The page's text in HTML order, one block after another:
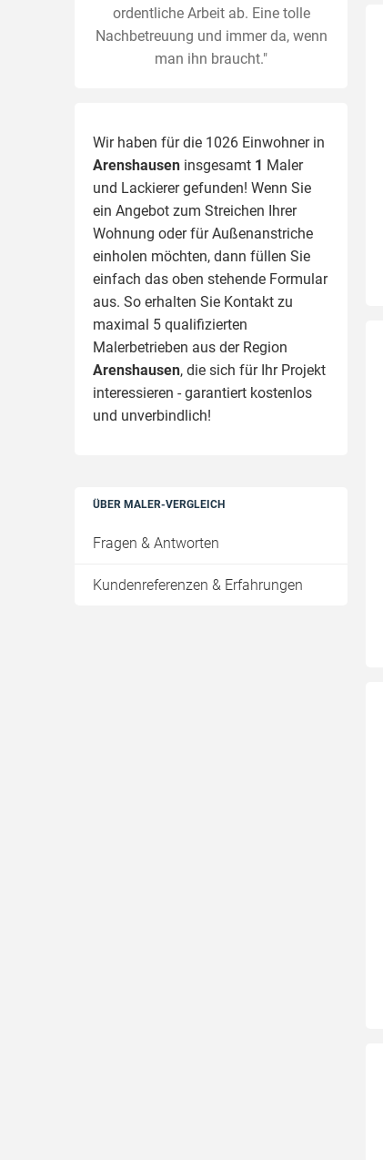
ordentliche Arbeit ab. Eine tolle
Nachbetreuung und immer da, wenn
man ihn braucht."
Wir haben für die 1026 Einwohner in
Arenshausen insgesamt 1 Maler
und Lackierer gefunden! Wenn Sie
ein Angebot zum Streichen Ihrer
Wohnung oder für Außenanstriche
einholen möchten, dann füllen Sie
einfach das oben stehende Formular
aus. So erhalten Sie Kontakt zu
maximal 5 qualifizierten
Malerbetrieben aus der Region
Arenshausen, die sich für Ihr Projekt
interessieren - garantiert kostenlos
und unverbindlich!
ÜBER MALER-VERGLEICH
Fragen & Antworten
Kundenreferenzen & Erfahrungen